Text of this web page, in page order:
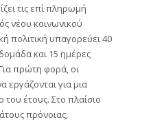
τις επί πληρωμή
νέου κοινωνικού
πολιτική υπαγορεύει 40
και 15 ημέρες
πρώτη φορά, οι
εργάζονται για μια
έτους. Στο πλαίσιο
πρόνοιας,